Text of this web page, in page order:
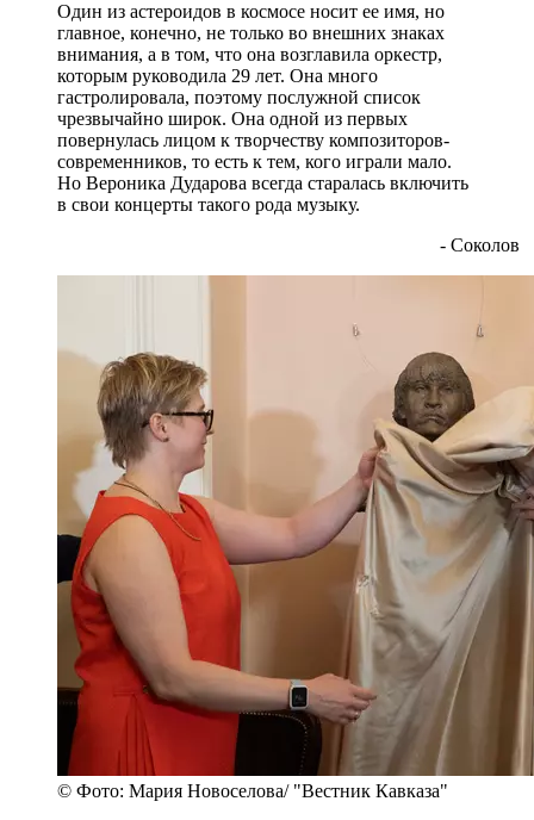
Один из астероидов в космосе носит ее имя, но
главное, конечно, не только во внешних знаках
внимания, а в том, что она возглавила оркестр,
которым руководила 29 лет. Она много
гастролировала, поэтому послужной список
чрезвычайно широк. Она одной из первых
повернулась лицом к творчеству композиторов-
современников, то есть к тем, кого играли мало.
Но Вероника Дударова всегда старалась включить
в свои концерты такого рода музыку.
- Соколов
© Фото: Мария Новоселова/ "Вестник Кавказа"